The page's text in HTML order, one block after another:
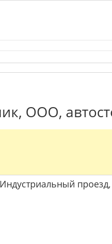
ООО,
проезд,